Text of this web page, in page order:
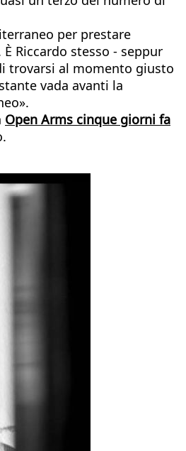
per prestare
Riccardo stesso - seppur
trovarsi al momento giusto
vada avanti la
Open Arms cinque giorni fa